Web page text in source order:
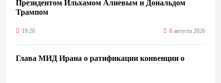
Президентом Ильхамом Алиевым и Дональдом
Трампом
19:26 8 августа 2026
Глава МИД Ирана о ратификации конвенции о